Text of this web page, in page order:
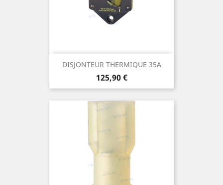
DISJONTEUR THERMIQUE 35A
Prix
125,90 €